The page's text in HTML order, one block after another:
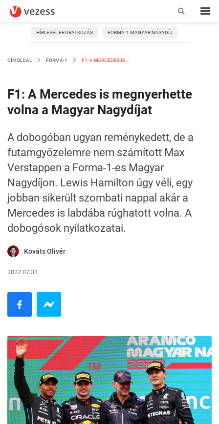
HÍRLEVÉL FELIRATKOZÁS FORMA-1 MAGYAR NAGYDÍJ
CÍMOLDAL FORMA-1 F1: A MERCEDES IS...
F1: A Mercedes is megnyerhette
volna a Magyar Nagydíjat
A dobogóban ugyan reménykedett, de a
futamgyőzelemre nem számított Max
Verstappen a Forma-1-es Magyar
Nagydíjon. Lewis Hamilton úgy véli, egy
jobban sikerült szombati nappal akár a
Mercedes is labdába rúghatott volna. A
dobogósok nyilatkozatai.
Kováts Olivér
2022.07.31.